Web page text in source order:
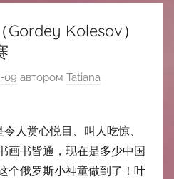
Kolesov）
09 автором Tatiana
人赏心悦目、叫人吃惊、
画书皆通，现在是多少中国
个俄罗斯小神童做到了！叶